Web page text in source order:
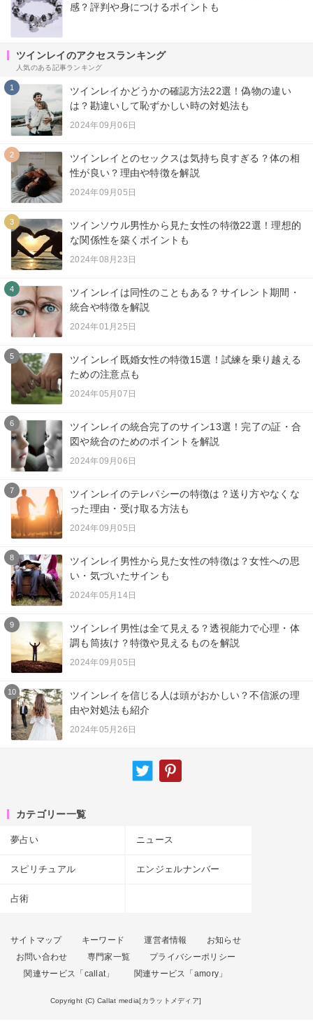
感？評判や身につけるポイントも
ツインレイのアクセスランキング
人気のある記事ランキング
1
ツインレイかどうかの確認方法22選！偽物の違い
は？勘違いして恥ずかしい時の対処法も
2024年09月06日
2
ツインレイとのセックスは気持ち良すぎる？体の相
性が良い？理由や特徴を解説
2024年09月05日
3
ツインソウル男性から見た女性の特徴22選！理想的
な関係性を築くポイントも
2024年08月23日
4
ツインレイは同性のこともある？サイレント期間・
統合や特徴を解説
2024年01月25日
5
ツインレイ既婚女性の特徴15選！試練を乗り越える
ための注意点も
2024年05月07日
6
ツインレイの統合完了のサイン13選！完了の証・合
図や統合のためのポイントを解説
2024年09月06日
7
ツインレイのテレパシーの特徴は？送り方やなくな
った理由・受け取る方法も
2024年09月05日
8
ツインレイ男性から見た女性の特徴は？女性への思
い・気づいたサインも
2024年05月14日
9
ツインレイ男性は全て見える？透視能力で心理・体
調も筒抜け？特徴や見えるものを解説
2024年09月05日
10
ツインレイを信じる人は頭がおかしい？不信派の理
由や対処法も紹介
2024年05月26日
カテゴリー一覧
夢占い ニュース
スピリチュアル エンジェルナンバー
占術
サイトマップ キーワード 運営者情報
お知らせ
お問い合わせ
専門家一覧
プライバシーポリシー
関連サービス「callat」
関連サービス「amory」
Copyright (C) Callat media[カラットメディア]